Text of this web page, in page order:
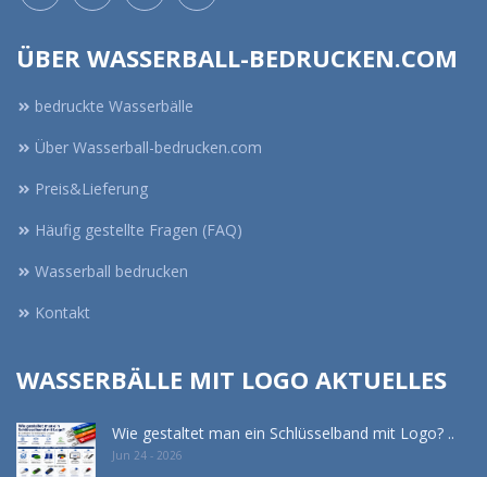
ÜBER WASSERBALL-BEDRUCKEN.COM
bedruckte Wasserbälle
Über Wasserball-bedrucken.com
Preis&Lieferung
Häufig gestellte Fragen (FAQ)
Wasserball bedrucken
Kontakt
WASSERBÄLLE MIT LOGO AKTUELLES
Wie gestaltet man ein Schlüsselband mit Logo? ..
Jun 24 - 2026